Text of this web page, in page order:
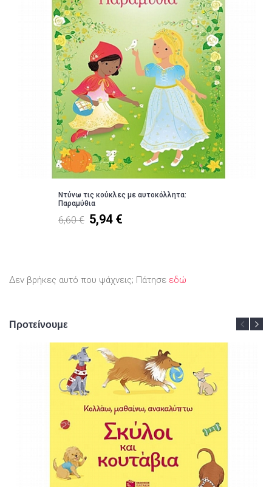
Ντύνω τις κούκλες με αυτοκόλλητα:
Παραμύθια
6,60 € 5,94 €
Δεν βρήκες αυτό που ψάχνεις; Πάτησε εδώ
Προτείνουμε